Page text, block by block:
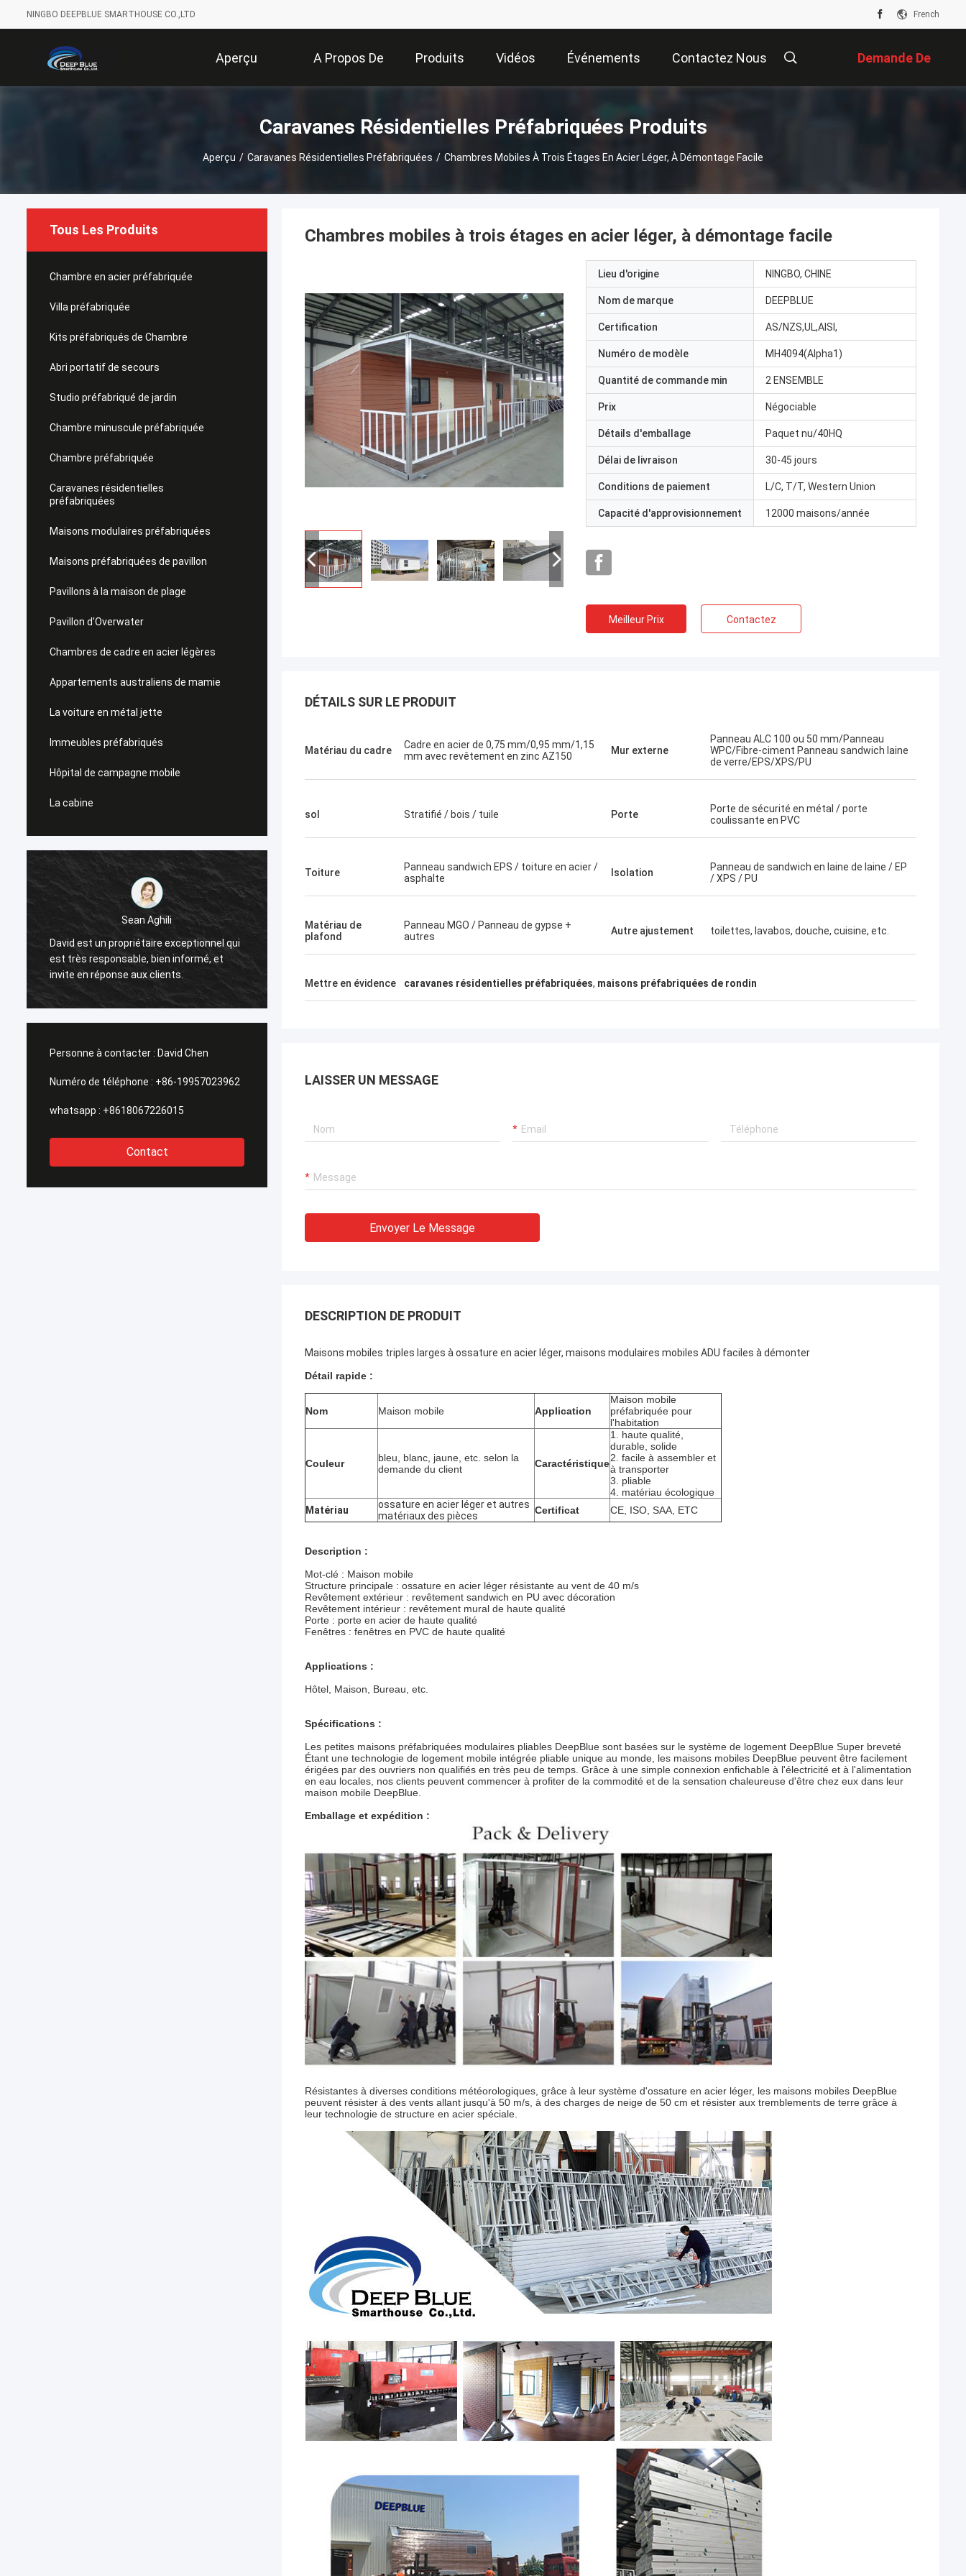
NINGBO DEEPBLUE SMARTHOUSE CO.,LTD French
Aperçu A Propos De
Nous
Produits Vidéos Événements Contactez Nous Demande De
Soumission
Caravanes Résidentielles Préfabriquées Produits
Aperçu / Caravanes Résidentielles Préfabriquées / Chambres Mobiles À Trois Étages En Acier Léger, À Démontage Facile
Tous Les Produits
Chambre en acier préfabriquée
Villa préfabriquée
Kits préfabriqués de Chambre
Abri portatif de secours
Studio préfabriqué de jardin
Chambre minuscule préfabriquée
Chambre préfabriquée
Caravanes résidentielles
préfabriquées
Maisons modulaires préfabriquées
Maisons préfabriquées de pavillon
Pavillons à la maison de plage
Pavillon d'Overwater
Chambres de cadre en acier légères
Appartements australiens de mamie
La voiture en métal jette
Immeubles préfabriqués
Hôpital de campagne mobile
La cabine
Sean Aghili
David est un propriétaire exceptionnel qui
est très responsable, bien informé, et
invite en réponse aux clients.
Je recommande fortement David de
logement à charpente d'acier qui peuvent
être embarquées n'importe où dans le
sérieux et responsable, je leur fais
Quelle équipe merveilleuse, je suis
Personne à contacter : David Chen
Numéro de téléphone : +86-19957023962
whatsapp : +8618067226015
Contact
Chambres mobiles à trois étages en acier léger, à démontage facile
Lieu d'origine NINGBO, CHINE
Nom de marque DEEPBLUE
Certification AS/NZS,UL,AISI,
Numéro de modèle MH4094(Alpha1)
Quantité de commande min 2 ENSEMBLE
Prix Négociable
Détails d'emballage Paquet nu/40HQ
Délai de livraison 30-45 jours
Conditions de paiement L/C, T/T, Western Union
Capacité d'approvisionnement 12000 maisons/année
Meilleur Prix Contactez
DÉTAILS SUR LE PRODUIT
Matériau du cadre
Cadre en acier de 0,75 mm/0,95 mm/1,15
mm avec revêtement en zinc AZ150
Mur externe
Panneau ALC 100 ou 50 mm/Panneau
WPC/Fibre-ciment Panneau sandwich laine
de verre/EPS/XPS/PU
sol Stratifié / bois / tuile Porte
Porte de sécurité en métal / porte
coulissante en PVC
Toiture
Panneau sandwich EPS / toiture en acier /
asphalte
Isolation
Panneau de sandwich en laine de laine / EP
/ XPS / PU
Matériau de
plafond
Panneau MGO / Panneau de gypse +
autres
Autre ajustement toilettes, lavabos, douche, cuisine, etc.
Mettre en évidence caravanes résidentielles préfabriquées, maisons préfabriquées de rondin
LAISSER UN MESSAGE
Envoyer Le Message
DESCRIPTION DE PRODUIT
Maisons mobiles triples larges à ossature en acier léger, maisons modulaires mobiles ADU faciles à démonter
Détail rapide :
Nom Maison mobile Application
Maison mobile
préfabriquée pour
l'habitation
Couleur
bleu, blanc, jaune, etc. selon la
demande du client
Caractéristique
1. haute qualité,
durable, solide
2. facile à assembler et
à transporter
3. pliable
4. matériau écologique
Matériau
ossature en acier léger et autres
matériaux des pièces
Certificat CE, ISO, SAA, ETC
Description :
Mot-clé : Maison mobile
Structure principale : ossature en acier léger résistante au vent de 40 m/s
Revêtement extérieur : revêtement sandwich en PU avec décoration
Revêtement intérieur : revêtement mural de haute qualité
Porte : porte en acier de haute qualité
Fenêtres : fenêtres en PVC de haute qualité
Applications :
Hôtel, Maison, Bureau, etc.
Spécifications :
Les petites maisons préfabriquées modulaires pliables DeepBlue sont basées sur le système de logement DeepBlue Super breveté
Étant une technologie de logement mobile intégrée pliable unique au monde, les maisons mobiles DeepBlue peuvent être facilement
érigées par des ouvriers non qualifiés en très peu de temps. Grâce à une simple connexion enfichable à l'électricité et à l'alimentation
en eau locales, nos clients peuvent commencer à profiter de la commodité et de la sensation chaleureuse d'être chez eux dans leur
maison mobile DeepBlue.
Emballage et expédition :
Résistantes à diverses conditions météorologiques, grâce à leur système d'ossature en acier léger, les maisons mobiles DeepBlue
peuvent résister à des vents allant jusqu'à 50 m/s, à des charges de neige de 50 cm et résister aux tremblements de terre grâce à
leur technologie de structure en acier spéciale.